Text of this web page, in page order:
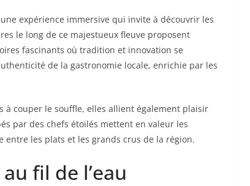
expérience immersive qui invite à découvrir les
le long de ce majestueux fleuve proposent
fascinants où tradition et innovation se
de la gastronomie locale, enrichie par les
à couper le souffle, elles allient également plaisir
par des chefs étoilés mettent en valeur les
les plats et les grands crus de la région.
fil de l’eau